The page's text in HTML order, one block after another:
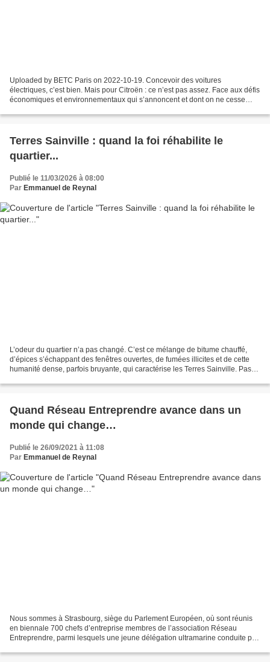
Uploaded by BETC Paris on 2022-10-19. Concevoir des voitures
électriques, c’est bien. Mais pour Citroën : ce n’est pas assez. Face aux défis
économiques et environnementaux qui s’annoncent et dont on ne cesse
Terres Sainville : quand la foi réhabilite le
quartier...
Publié le 11/03/2026 à 08:00
Par Emmanuel de Reynal
L’odeur du quartier n’a pas changé. C’est ce mélange de bitume chauffé,
d’épices s’échappant des fenêtres ouvertes, de fumées illicites et de cette
humanité dense, parfois bruyante, qui caractérise les Terres Sainville. Pas
Quand Réseau Entreprendre avance dans un
monde qui change…
Publié le 26/09/2021 à 11:08
Par Emmanuel de Reynal
Nous sommes à Strasbourg, siège du Parlement Européen, où sont réunis
en biennale 700 chefs d’entreprise membres de l’association Réseau
Entreprendre, parmi lesquels une jeune délégation ultramarine conduite par